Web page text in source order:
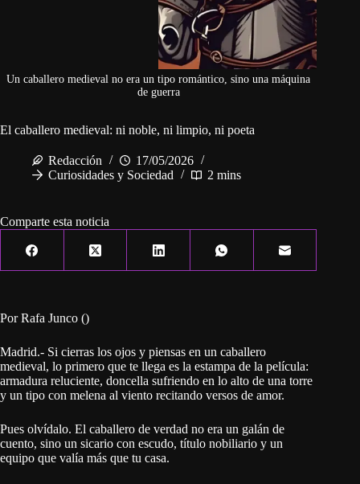
Un caballero medieval no era un tipo romántico, sino una máquina
de guerra
El caballero medieval: ni noble, ni limpio, ni poeta
Redacción
17/05/2026
Curiosidades y Sociedad
2 mins
Comparte esta noticia
Por Rafa Junco ()
Madrid.- Si cierras los ojos y piensas en un caballero
medieval, lo primero que te llega es la estampa de la película:
armadura reluciente, doncella sufriendo en lo alto de una torre
y un tipo con melena al viento recitando versos de amor.
Pues olvídalo. El caballero de verdad no era un galán de
cuento, sino un sicario con escudo, título nobiliario y un
equipo que valía más que tu casa.